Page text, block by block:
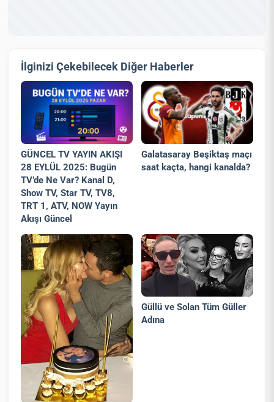
İlginizi Çekebilecek Diğer Haberler
GÜNCEL TV YAYIN AKIŞI
28 EYLÜL 2025: Bugün
TV’de Ne Var? Kanal D,
Show TV, Star TV, TV8,
TRT 1, ATV, NOW Yayın
Akışı Güncel
Galatasaray Beşiktaş maçı
saat kaçta, hangi kanalda?
Güllü ve Solan Tüm Güller
Adına